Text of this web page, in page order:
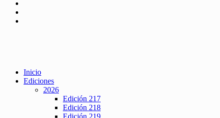
Inicio
Ediciones
2026
Edición 217
Edición 218
Edición 219